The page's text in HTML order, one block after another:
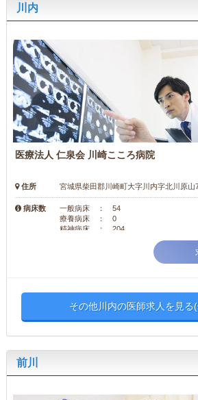
川内
医療法人 仁泉会 川崎こころ病院
住所 宮城県柴田郡川崎町大字川内字北川原山
病床数
一般病床 ： 54
療養病床 ： 0
精神病床 ： 204
その他川内の医師求人を見
前川